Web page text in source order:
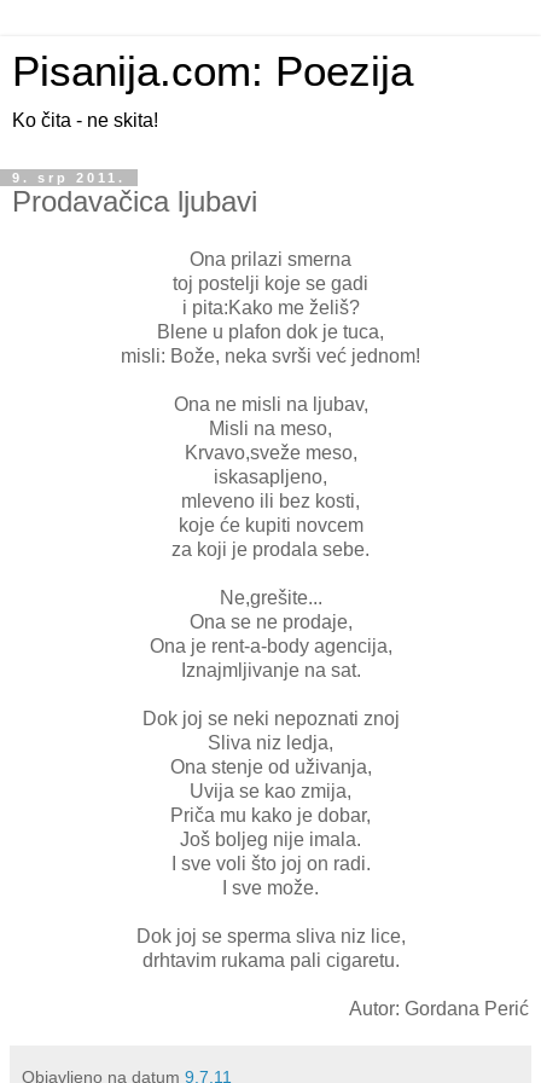
Pisanija.com: Poezija
Ko čita - ne skita!
9. srp 2011.
Prodavačica ljubavi
Ona prilazi smerna
toj postelji koje se gadi
i pita:Kako me želiš?
Blene u plafon dok je tuca,
misli: Bože, neka svrši već jednom!
Ona ne misli na ljubav,
Misli na meso,
Krvavo,sveže meso,
iskasapljeno,
mleveno ili bez kosti,
koje će kupiti novcem
za koji je prodala sebe.
Ne,grešite...
Ona se ne prodaje,
Ona je rent-a-body agencija,
Iznajmljivanje na sat.
Dok joj se neki nepoznati znoj
Sliva niz ledja,
Ona stenje od uživanja,
Uvija se kao zmija,
Priča mu kako je dobar,
Još boljeg nije imala.
I sve voli što joj on radi.
I sve može.
Dok joj se sperma sliva niz lice,
drhtavim rukama pali cigaretu.
Autor: Gordana Perić
Objavljeno na datum 9.7.11